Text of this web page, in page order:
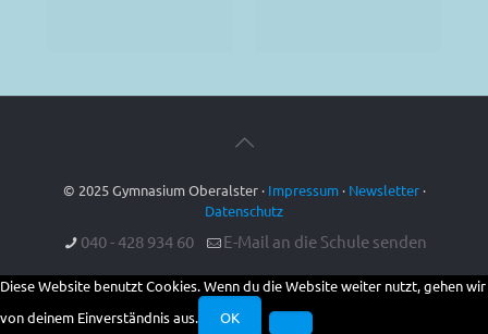
© 2025 Gymnasium Oberalster · Impressum· Newsletter·
Datenschutz
040 - 428 934 60 E-Mail an die Schule senden
Diese Website benutzt Cookies. Wenn du die Website weiter nutzt, gehen wir
von deinem Einverständnis aus.
OK